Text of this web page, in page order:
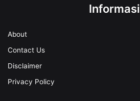
Informasi
About
Contact Us
Disclaimer
Privacy Policy